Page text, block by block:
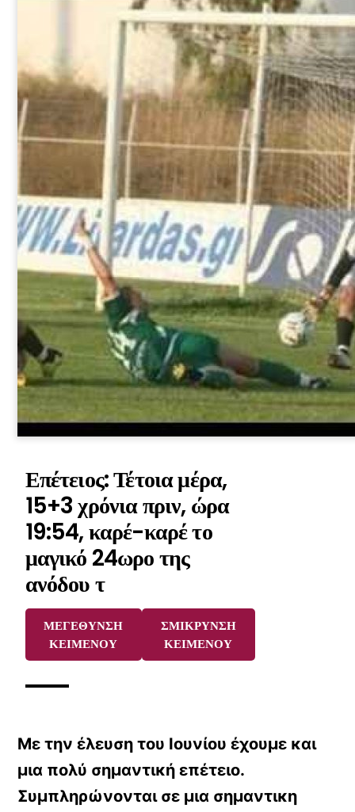
Επέτειος: Τέτοια μέρα,
15+3 χρόνια πριν, ώρα
19:54, καρέ-καρέ το
μαγικό 24ωρο της
ανόδου τ
ΜΕΓΕΘΥΝΣΗ
ΚΕΙΜΕΝΟΥ
ΣΜΙΚΡΥΝΣΗ
ΚΕΙΜΕΝΟΥ
Με την έλευση του Ιουνίου έχουμε και
μια πολύ σημαντική επέτειο.
Συμπληρώνονται σε μια σημαντικη